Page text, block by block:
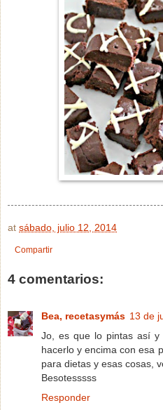
at sábado, julio 12, 2014
Compartir
4 comentarios:
Bea, recetasymás 13 de
Jo, es que lo pintas así y
hacerlo y encima con esa
para dietas y esas cosas,
Besotesssss
Responder